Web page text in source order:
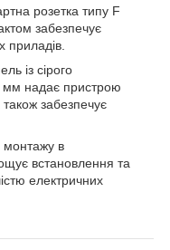
розетка типу F
забезпечує
приладів.
із сірого
мм надає пристрою
забезпечує
монтажу в
встановлення та
електричних